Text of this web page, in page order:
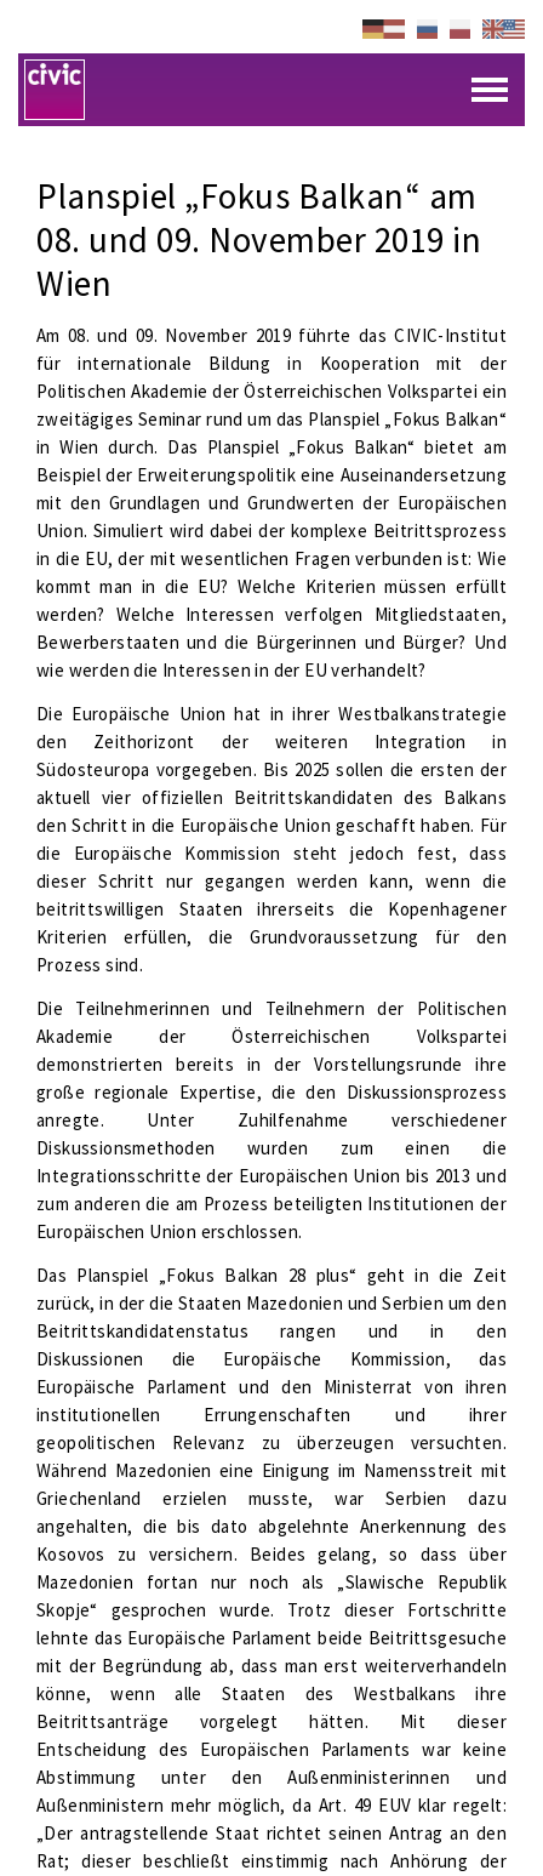
Planspiel „Fokus Balkan“ am
08. und 09. November 2019 in
Wien
Am 08. und 09. November 2019 führte das CIVIC-Institut
für internationale Bildung in Kooperation mit der
Politischen Akademie der Österreichischen Volkspartei ein
zweitägiges Seminar rund um das Planspiel „Fokus Balkan“
in Wien durch. Das Planspiel „Fokus Balkan“ bietet am
Beispiel der Erweiterungspolitik eine Auseinandersetzung
mit den Grundlagen und Grundwerten der Europäischen
Union. Simuliert wird dabei der komplexe Beitrittsprozess
in die EU, der mit wesentlichen Fragen verbunden ist: Wie
kommt man in die EU? Welche Kriterien müssen erfüllt
werden? Welche Interessen verfolgen Mitgliedstaaten,
Bewerberstaaten und die Bürgerinnen und Bürger? Und
wie werden die Interessen in der EU verhandelt?
Die Europäische Union hat in ihrer Westbalkanstrategie
den Zeithorizont der weiteren Integration in
Südosteuropa vorgegeben. Bis 2025 sollen die ersten der
aktuell vier offiziellen Beitrittskandidaten des Balkans
den Schritt in die Europäische Union geschafft haben. Für
die Europäische Kommission steht jedoch fest, dass
dieser Schritt nur gegangen werden kann, wenn die
beitrittswilligen Staaten ihrerseits die Kopenhagener
Kriterien erfüllen, die Grundvoraussetzung für den
Prozess sind.
Die Teilnehmerinnen und Teilnehmern der Politischen
Akademie der Österreichischen Volkspartei
demonstrierten bereits in der Vorstellungsrunde ihre
große regionale Expertise, die den Diskussionsprozess
anregte. Unter Zuhilfenahme verschiedener
Diskussionsmethoden wurden zum einen die
Integrationsschritte der Europäischen Union bis 2013 und
zum anderen die am Prozess beteiligten Institutionen der
Europäischen Union erschlossen.
Das Planspiel „Fokus Balkan 28 plus“ geht in die Zeit
zurück, in der die Staaten Mazedonien und Serbien um den
Beitrittskandidatenstatus rangen und in den
Diskussionen die Europäische Kommission, das
Europäische Parlament und den Ministerrat von ihren
institutionellen Errungenschaften und ihrer
geopolitischen Relevanz zu überzeugen versuchten.
Während Mazedonien eine Einigung im Namensstreit mit
Griechenland erzielen musste, war Serbien dazu
angehalten, die bis dato abgelehnte Anerkennung des
Kosovos zu versichern. Beides gelang, so dass über
Mazedonien fortan nur noch als „Slawische Republik
Skopje“ gesprochen wurde. Trotz dieser Fortschritte
lehnte das Europäische Parlament beide Beitrittsgesuche
mit der Begründung ab, dass man erst weiterverhandeln
könne, wenn alle Staaten des Westbalkans ihre
Beitrittsanträge vorgelegt hätten. Mit dieser
Entscheidung des Europäischen Parlaments war keine
Abstimmung unter den Außenministerinnen und
Außenministern mehr möglich, da Art. 49 EUV klar regelt:
„Der antragstellende Staat richtet seinen Antrag an den
Rat; dieser beschließt einstimmig nach Anhörung der